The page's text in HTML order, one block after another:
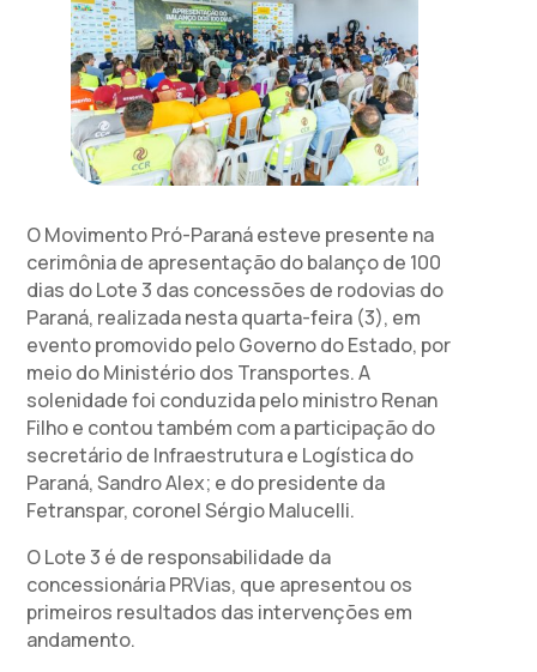
O Movimento Pró-Paraná esteve presente na
cerimônia de apresentação do balanço de 100
dias do Lote 3 das concessões de rodovias do
Paraná, realizada nesta quarta-feira (3), em
evento promovido pelo Governo do Estado, por
meio do Ministério dos Transportes. A
solenidade foi conduzida pelo ministro Renan
Filho e contou também com a participação do
secretário de Infraestrutura e Logística do
Paraná, Sandro Alex; e do presidente da
Fetranspar, coronel Sérgio Malucelli.
O Lote 3 é de responsabilidade da
concessionária PRVias, que apresentou os
primeiros resultados das intervenções em
andamento.